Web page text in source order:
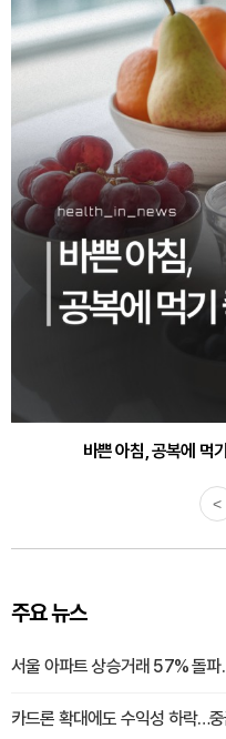
바쁜 아침, 공복에 먹
<
주요 뉴스
서울 아파트 상승거래 57% 돌
카드론 확대에도 수익성 하락…